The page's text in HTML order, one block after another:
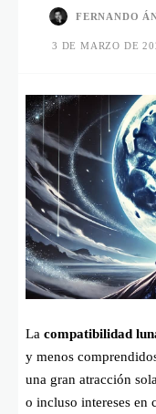
FERNANDO
3 DE MARZO DE
La compatibilidad
y menos
una gran atracción
o incluso intereses en